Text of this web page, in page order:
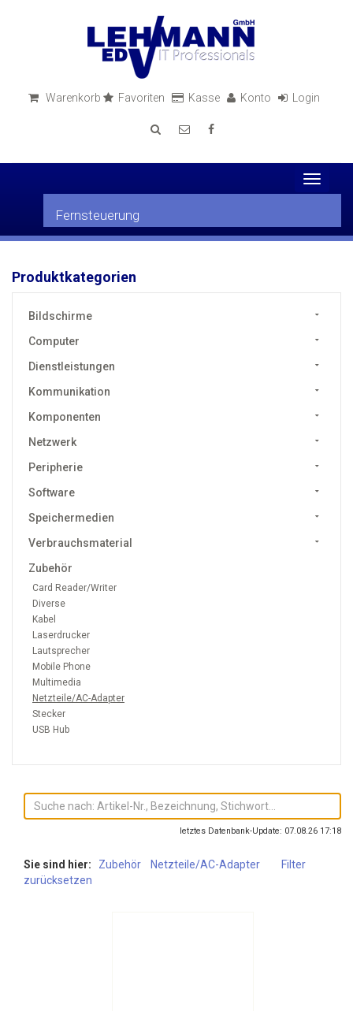
Warenkorb Favoriten Kasse Konto Login
Toggle
Fernsteuerung
Produktkategorien
Bildschirme
Computer
Dienstleistungen
Kommunikation
Komponenten
Netzwerk
Peripherie
Software
Speichermedien
Verbrauchsmaterial
Zubehör
Card Reader/Writer
Diverse
Kabel
Laserdrucker
Lautsprecher
Mobile Phone
Multimedia
Netzteile/AC-Adapter
Stecker
USB Hub
letztes Datenbank-Update: 07.08.26 17:18
Sie sind hier: Zubehör Netzteile/AC-Adapter
Filter
zurücksetzen